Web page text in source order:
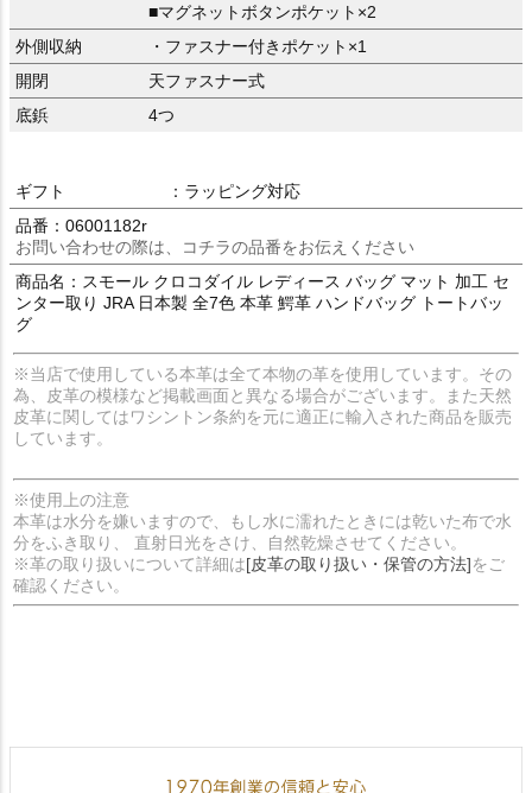
■マグネットボタンポケット×2
外側収納
・ファスナー付きポケット×1
開閉
天ファスナー式
底鋲
4つ
ギフト
：ラッピング対応
品番：06001182r
お問い合わせの際は、コチラの品番をお伝えください
商品名：スモール クロコダイル レディース バッグ マット 加工 セ
ンター取り JRA 日本製 全7色 本革 鰐革 ハンドバッグ トートバッ
グ
※当店で使用している本革は全て本物の革を使用しています。その
為、皮革の模様など掲載画面と異なる場合がございます。また天然
皮革に関してはワシントン条約を元に適正に輸入された商品を販売
しています。
※使用上の注意
本革は水分を嫌いますので、もし水に濡れたときには乾いた布で水
分をふき取り、 直射日光をさけ、自然乾燥させてください。
※革の取り扱いについて詳細は[皮革の取り扱い・保管の方法]をご
確認ください。